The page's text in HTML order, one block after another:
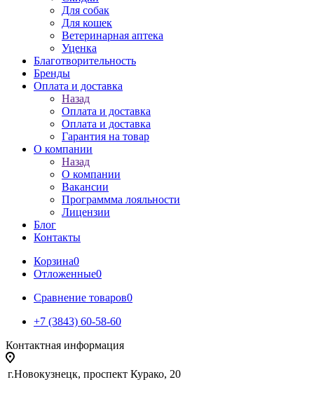
Для собак
Для кошек
Ветеринарная аптека
Уценка
Благотворительность
Бренды
Оплата и доставка
Назад
Оплата и доставка
Оплата и доставка
Гарантия на товар
О компании
Назад
О компании
Вакансии
Программма лояльности
Лицензии
Блог
Контакты
Корзина0
Отложенные0
Сравнение товаров0
+7 (3843) 60-58-60
Контактная информация
г.Новокузнецк, проспект Курако, 20